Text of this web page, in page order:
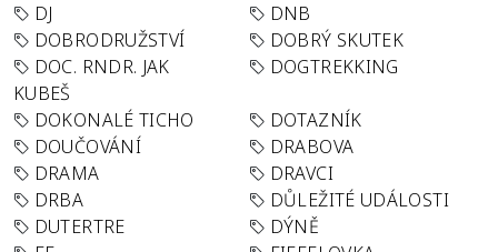
DJ
DNB
DOBRODRUŽSTVÍ
DOBRÝ SKUTEK
DOC. RNDR. JAK
KUBEŠ
DOGTREKKING
DOKONALÉ TICHO
DOTAZNÍK
DOUČOVÁNÍ
DRABOVA
DRAMA
DRAVCI
DRBA
DŮLEŽITÉ UDÁLOSTI
DUTERTRE
DÝNĚ